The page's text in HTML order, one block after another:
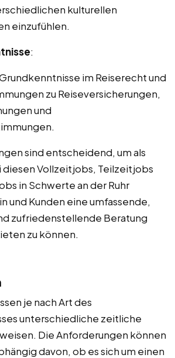
kulturellen
einzufühlen.
:
im Reiserecht und
zu Reiseversicherungen,
und
sind entscheidend, um als
Vollzeitjobs, Teilzeitjobs
in Schwerte an der Ruhr
und Kunden eine umfassende,
zufriedenstellende Beratung
zu können.
je nach Art des
unterschiedliche zeitliche
Die Anforderungen können
davon, ob es sich um einen